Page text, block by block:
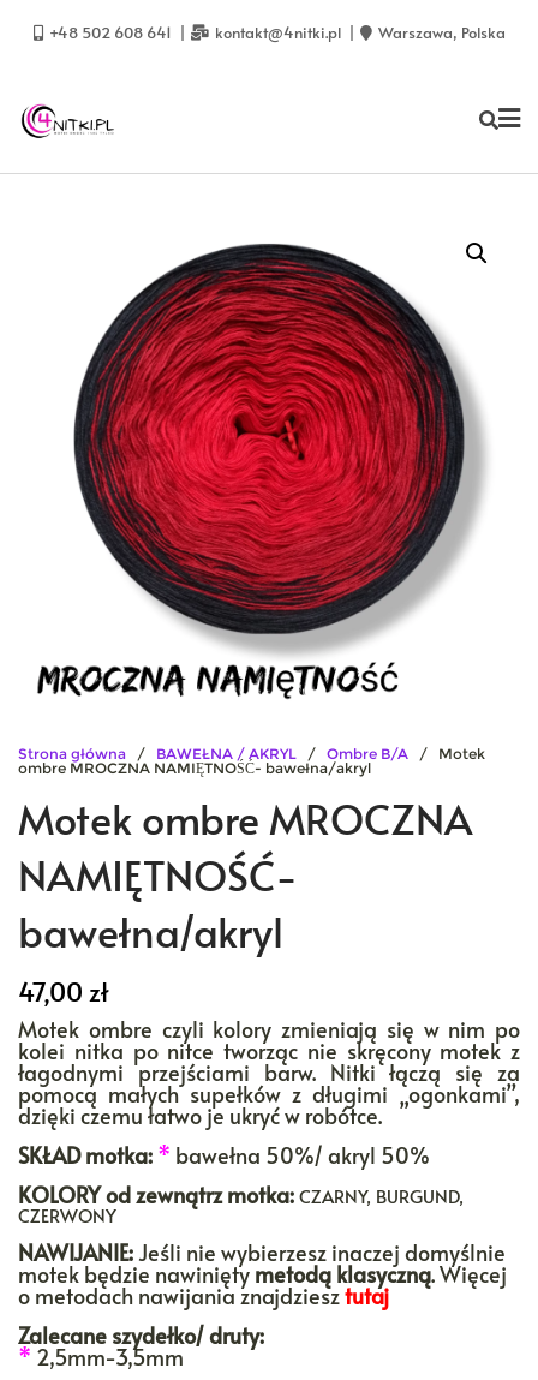
+48 502 608 641 kontakt@4nitki.pl Warszawa, Polska
Strona główna / BAWEŁNA / AKRYL / Ombre B/A / Motek
ombre MROCZNA NAMIĘTNOŚĆ- bawełna/akryl
Motek ombre MROCZNA
NAMIĘTNOŚĆ-
bawełna/akryl
47,00 zł
Motek ombre czyli kolory zmieniają się w nim po
kolei nitka po nitce tworząc nie skręcony motek z
łagodnymi przejściami barw. Nitki łączą się za
pomocą małych supełków z długimi „ogonkami”,
dzięki czemu łatwo je ukryć w robótce.
SKŁAD motka: * bawełna 50%/ akryl 50%
KOLORYod zewnątrz motka:CZARNY, BURGUND,
CZERWONY
NAWIJANIE:Jeśli nie wybierzesz inaczej domyślnie
motek będzie nawinięty metodą klasyczną. Więcej
o metodach nawijania znajdziesztutaj
Zalecane szydełko/ druty:
* 2,5mm-3,5mm